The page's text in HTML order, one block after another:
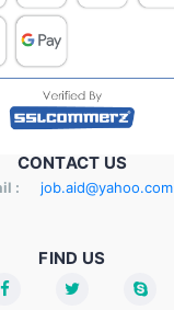
CONTACT US
: job.aid@yahoo.com
FIND US